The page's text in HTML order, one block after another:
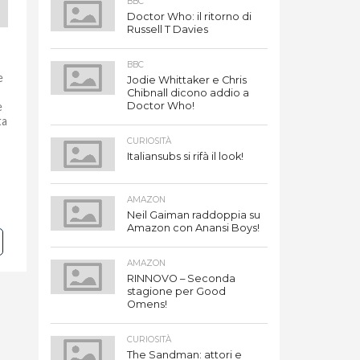
Doctor Who: il ritorno di
Russell T Davies
BBC
Jodie Whittaker e Chris
Chibnall dicono addio a
Doctor Who!
CURIOSITÀ
Italiansubs si rifà il look!
AMAZON
Neil Gaiman raddoppia su
Amazon con Anansi Boys!
AMAZON
RINNOVO – Seconda
stagione per Good
Omens!
CURIOSITÀ
The Sandman: attori e